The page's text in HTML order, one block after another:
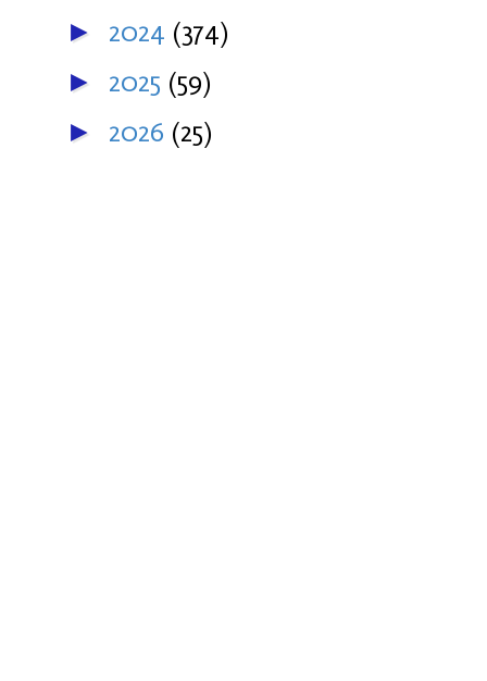
► 2024 (374)
► 2025 (59)
► 2026 (25)